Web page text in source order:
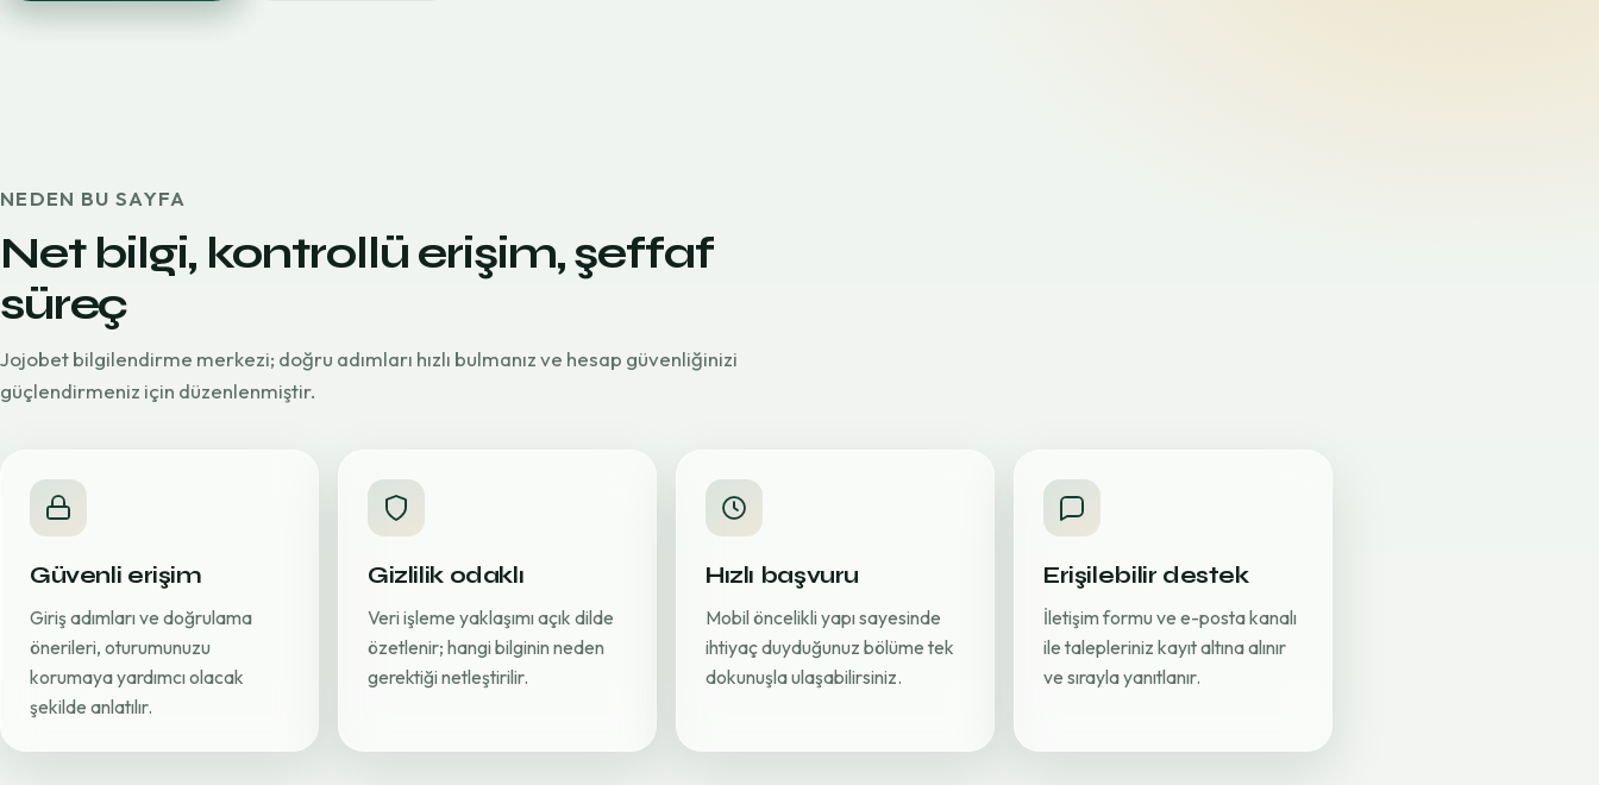
NEDEN BU SAYFA
Net bilgi, kontrollü erişim, şeffaf
süreç
Jojobet bilgilendirme merkezi; doğru adımları hızlı bulmanız ve hesap güvenliğinizi
güçlendirmeniz için düzenlenmiştir.
Güvenli erişim
Giriş adımları ve doğrulama
önerileri, oturumunuzu
korumaya yardımcı olacak
şekilde anlatılır.
Gizlilik odaklı
Veri işleme yaklaşımı açık dilde
özetlenir; hangi bilginin neden
gerektiği netleştirilir.
Hızlı başvuru
Mobil öncelikli yapı sayesinde
ihtiyaç duyduğunuz bölüme tek
dokunuşla ulaşabilirsiniz.
Erişilebilir destek
İletişim formu ve e-posta kanalı
ile talepleriniz kayıt altına alınır
ve sırayla yanıtlanır.